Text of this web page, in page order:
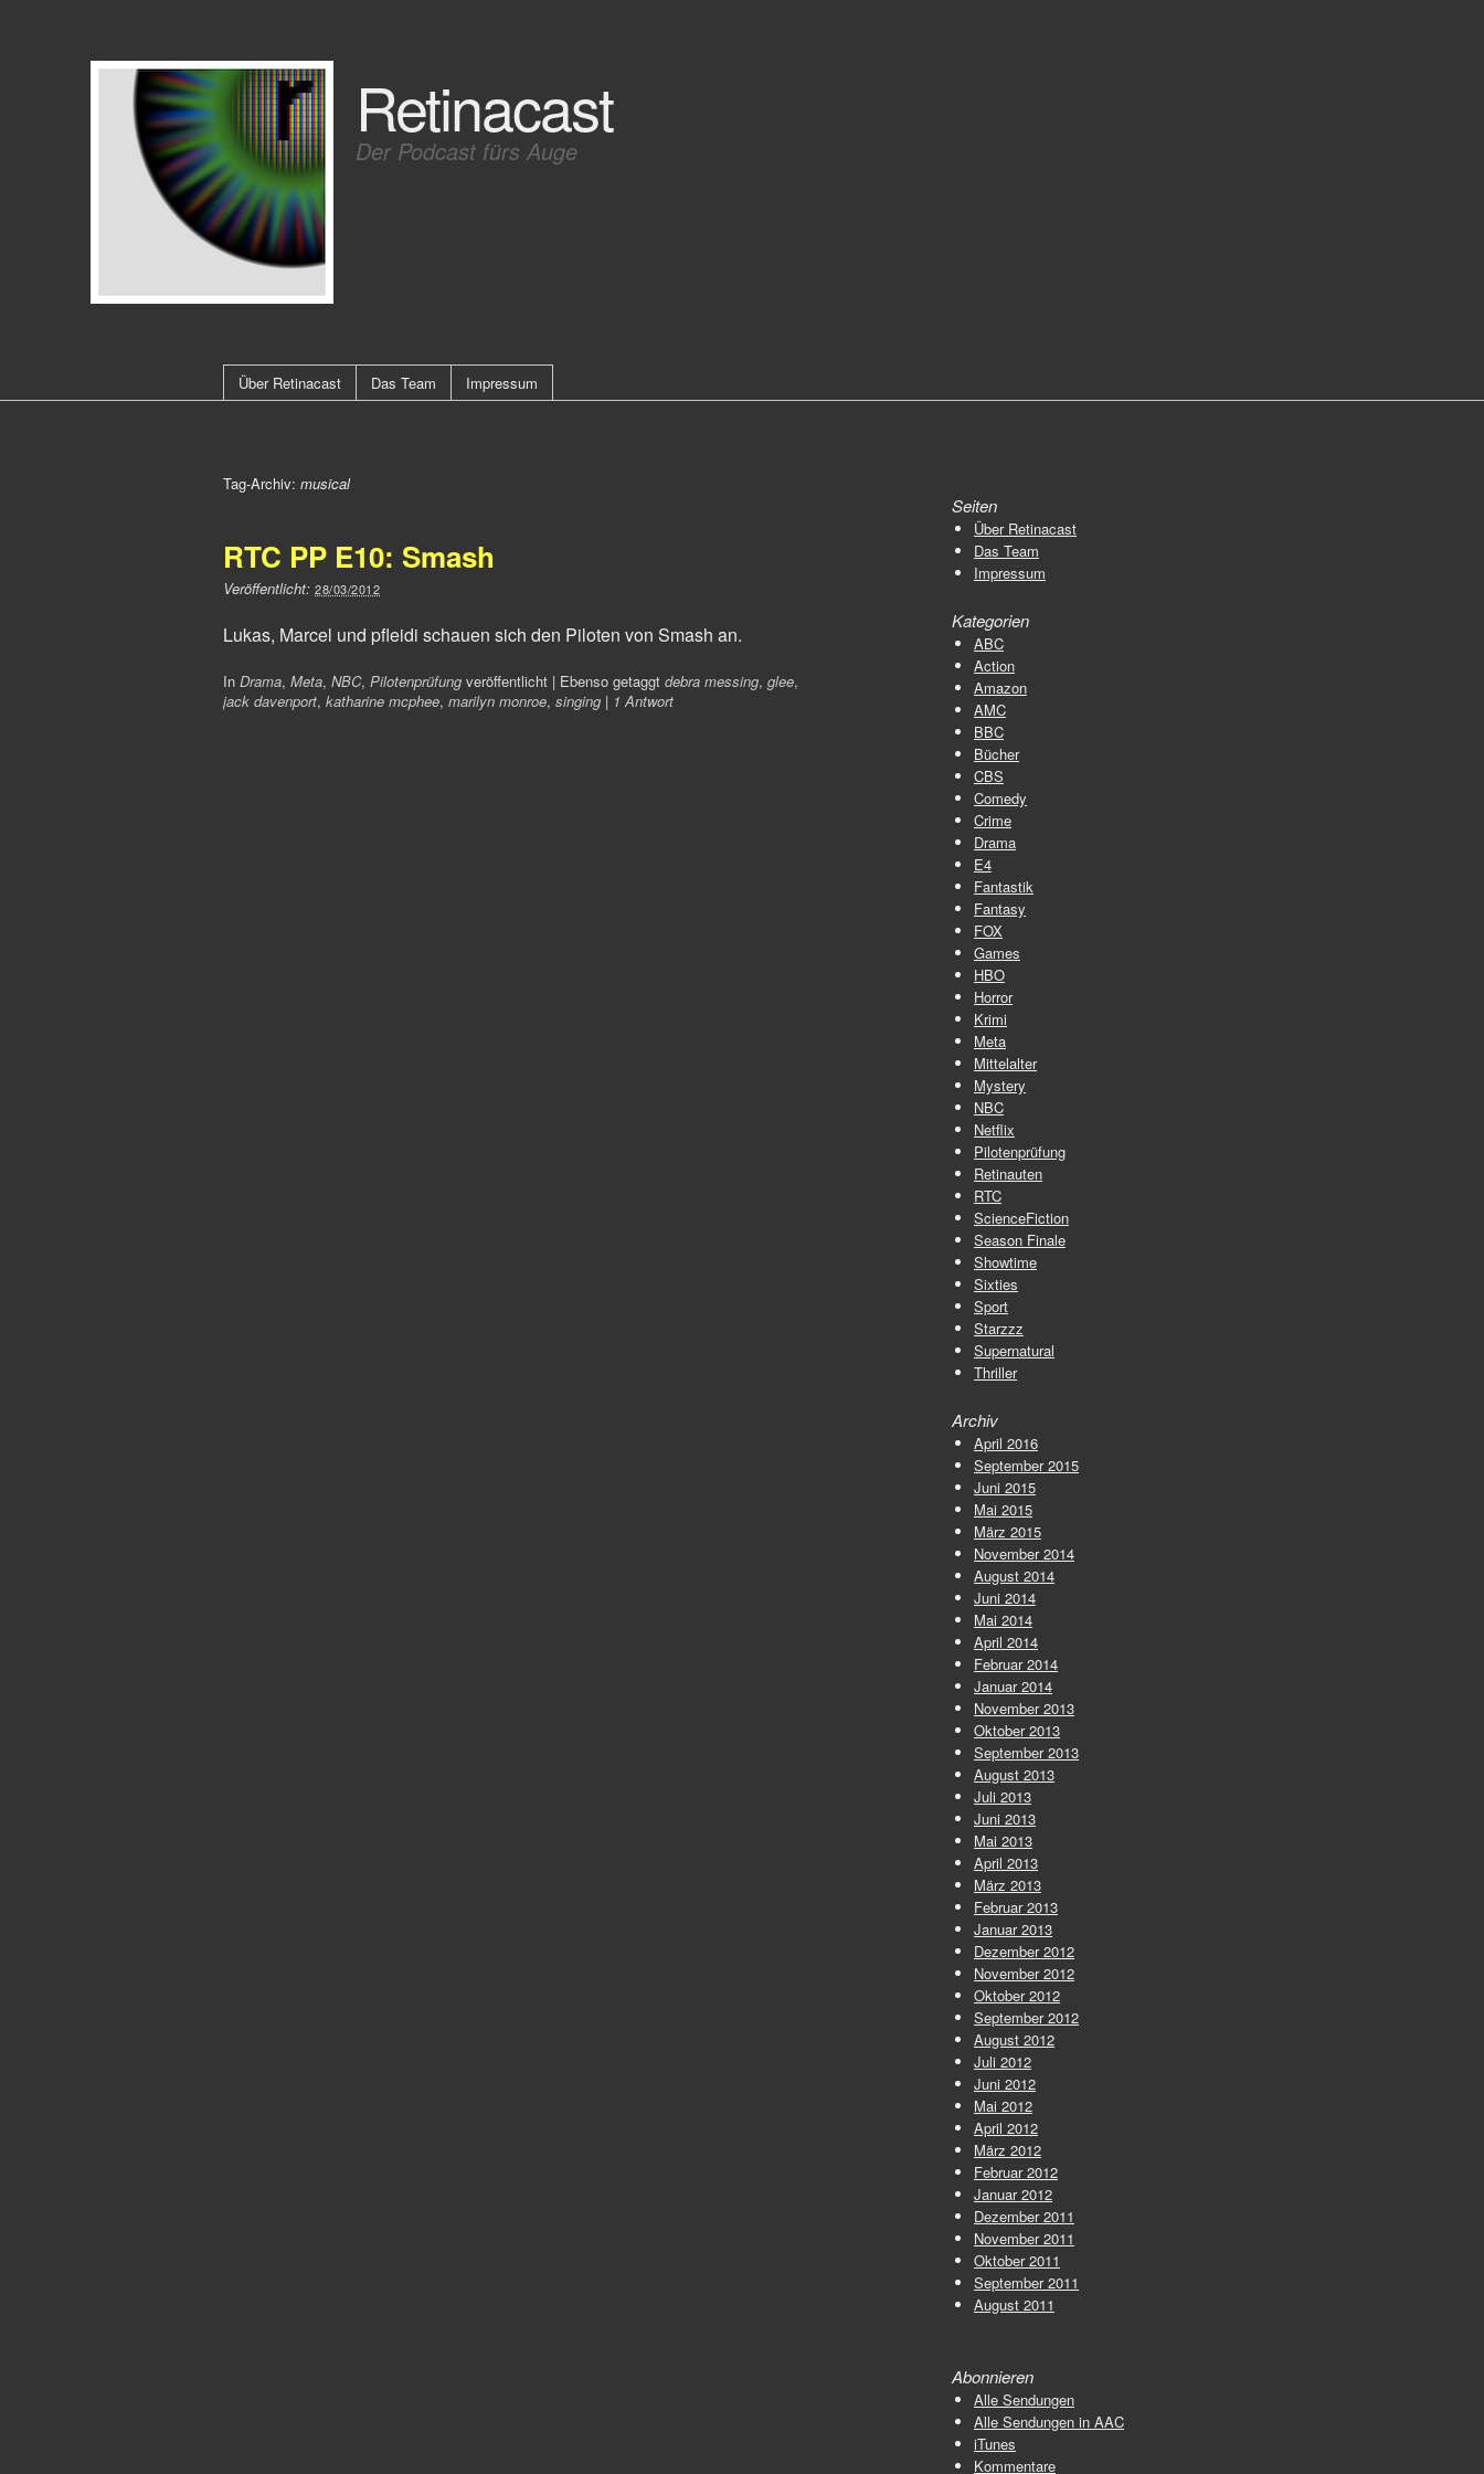
Retinacast
Der Podcast fürs Auge
Über Retinacast Das Team Impressum
Tag-Archiv: musical
RTC PP E10: Smash
Veröffentlicht: 28/03/2012
Lukas, Marcel und pfleidi schauen sich den Piloten von Smash an.
In Drama, Meta, NBC, Pilotenprüfung veröffentlicht | Ebenso getaggt debra messing, glee,
jack davenport, katharine mcphee, marilyn monroe, singing | 1 Antwort
Seiten
Über Retinacast
Das Team
Impressum
Kategorien
ABC
Action
Amazon
AMC
BBC
Bücher
CBS
Comedy
Crime
Drama
E4
Fantastik
Fantasy
FOX
Games
HBO
Horror
Krimi
Meta
Mittelalter
Mystery
NBC
Netflix
Pilotenprüfung
Retinauten
RTC
ScienceFiction
Season Finale
Showtime
Sixties
Sport
Starzzz
Supernatural
Thriller
Archiv
April 2016
September 2015
Juni 2015
Mai 2015
März 2015
November 2014
August 2014
Juni 2014
Mai 2014
April 2014
Februar 2014
Januar 2014
November 2013
Oktober 2013
September 2013
August 2013
Juli 2013
Juni 2013
Mai 2013
April 2013
März 2013
Februar 2013
Januar 2013
Dezember 2012
November 2012
Oktober 2012
September 2012
August 2012
Juli 2012
Juni 2012
Mai 2012
April 2012
März 2012
Februar 2012
Januar 2012
Dezember 2011
November 2011
Oktober 2011
September 2011
August 2011
Abonnieren
Alle Sendungen
Alle Sendungen in AAC
iTunes
Kommentare